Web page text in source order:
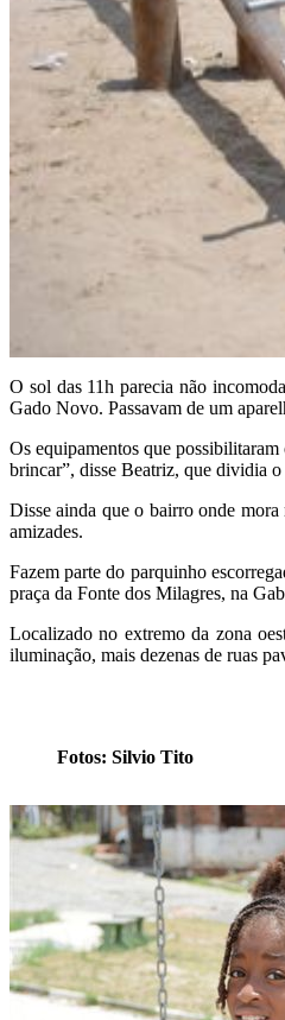
O sol das 11h parecia não
Gado Novo. Passavam de um
Os equipamentos que
brincar”, disse Beatriz, que dividia
Disse ainda que o bairro onde mora
amizades.
Fazem parte do parquinho
praça da Fonte dos Milagres, na
Localizado no extremo da zona
iluminação, mais dezenas de ruas
Fotos: Silvio Tito